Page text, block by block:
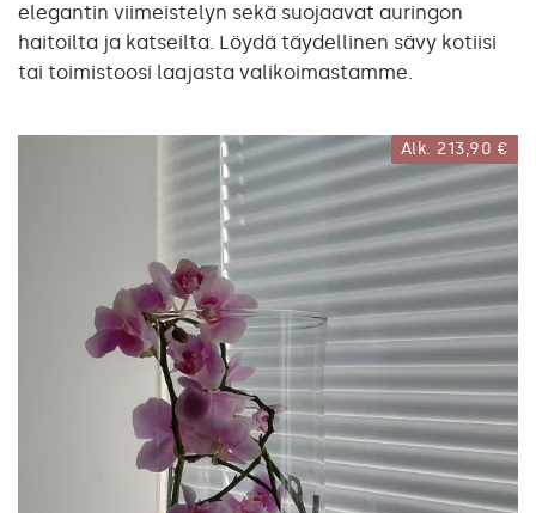
elegantin viimeistelyn sekä suojaavat auringon
haitoilta ja katseilta. Löydä täydellinen sävy kotiisi
tai toimistoosi laajasta valikoimastamme.
Alk. 213,90 €